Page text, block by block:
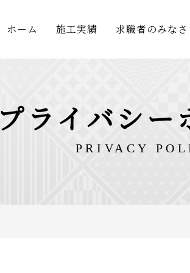
ホーム 施工実績 求職者のみなさ
プライバシー
PRIVACY